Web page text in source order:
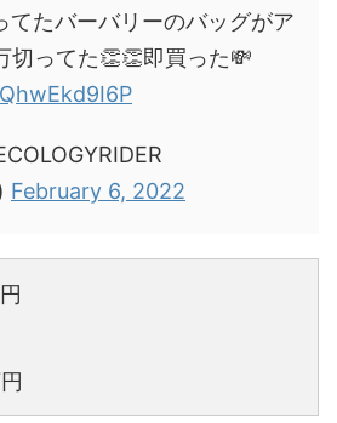
てたバーバリーのバッグがア
切ってた👏👏即買った💸
February 6, 2022